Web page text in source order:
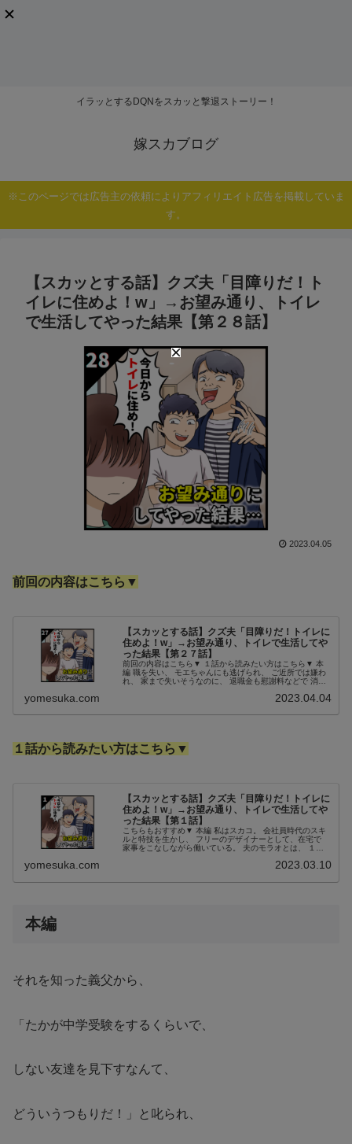
イラッとするDQNをスカッと撃退ストーリー！
嫁スカブログ
※このページでは広告主の依頼によりアフィリエイト広告を掲載していま
す。
【スカッとする話】クズ夫「目障りだ！ト
イレに住めよ！w」→お望み通り、トイレ
で生活してやった結果【第２８話】
2023.04.05
前回の内容はこちら▼
【スカッとする話】クズ夫「目障りだ！トイレに
住めよ！w」→お望み通り、トイレで生活してや
った結果【第２７話】
前回の内容はこちら▼ １話から読みたい方はこちら▼ 本
編 職を失い、 モエちゃんにも逃げられ、 ご近所では嫌わ
れ、 家まで失いそうなのに、 退職金も慰謝料などで 消え
yomesuka.com 2023.04.04
１話から読みたい方はこちら▼
【スカッとする話】クズ夫「目障りだ！トイレに
住めよ！w」→お望み通り、トイレで生活してや
った結果【第１話】
こちらもおすすめ▼ 本編 私はスカコ。 会社員時代のスキ
ルと特技を生かし、 フリーのデザイナーとして、在宅で
家事をこなしながら働いている。 夫のモラオとは、 １０
yomesuka.com 2023.03.10
本編
それを知った義父から、
「たかが中学受験をするくらいで、
しない友達を見下すなんて、
どういうつもりだ！」と叱られ、